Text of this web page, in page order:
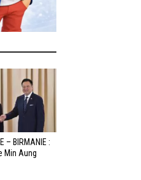
– BIRMANIE :
Min Aung